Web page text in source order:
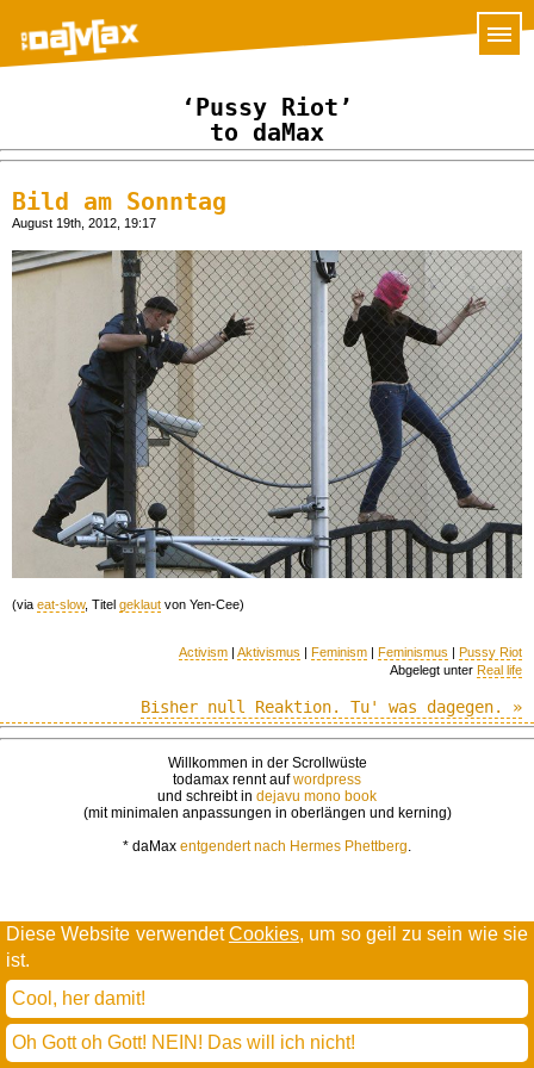
Diese Website verwendetCookies, um so geil zu sein wie sie
ist.
Cool, her damit!
Oh Gott oh Gott! NEIN! Das will ich nicht!
‘Pussy Riot’
to daMax
Bild am Sonntag
August 19th, 2012, 19:17
(via eat-slow, Titel geklaut von Yen-Cee)
Activism | Aktivismus | Feminism | Feminismus | Pussy Riot
Abgelegt unter Real life
Bisher null Reaktion. Tu' was dagegen. »
Willkommen in der Scrollwüste
todamax rennt aufwordpress
und schreibt in dejavu mono book
(mit minimalen anpassungen in oberlängen und kerning)
* daMax entgendert nach Hermes Phettberg.